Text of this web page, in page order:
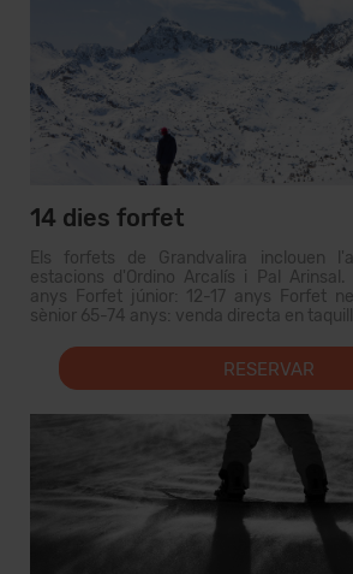
14 dies forfet
Els forfets de Grandvalira inclouen
estacions d'Ordino Arcalís i Pal
anys Forfet júnior: 12-17 anys Forfet
sènior 65-74 anys: venda directa en
RESERVAR